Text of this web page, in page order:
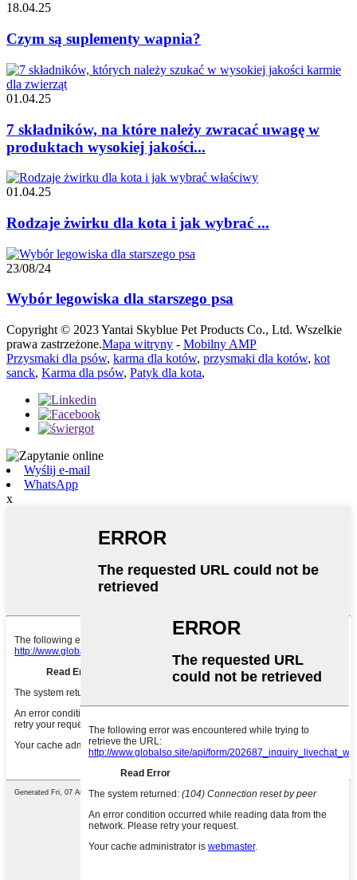
18.04.25
Czym są suplementy wapnia?
01.04.25
7 składników, na które należy zwracać uwagę w
produktach wysokiej jakości...
01.04.25
Rodzaje żwirku dla kota i jak wybrać ...
23/08/24
Wybór legowiska dla starszego psa
Copyright © 2023 Yantai Skyblue Pet Products Co., Ltd. Wszelkie
prawa zastrzeżone.Mapa witryny - Mobilny AMP
Przysmaki dla psów, karma dla kotów, przysmaki dla kotów, kot
sanck, Karma dla psów, Patyk dla kota,
Wyślij e-mail
WhatsApp
x